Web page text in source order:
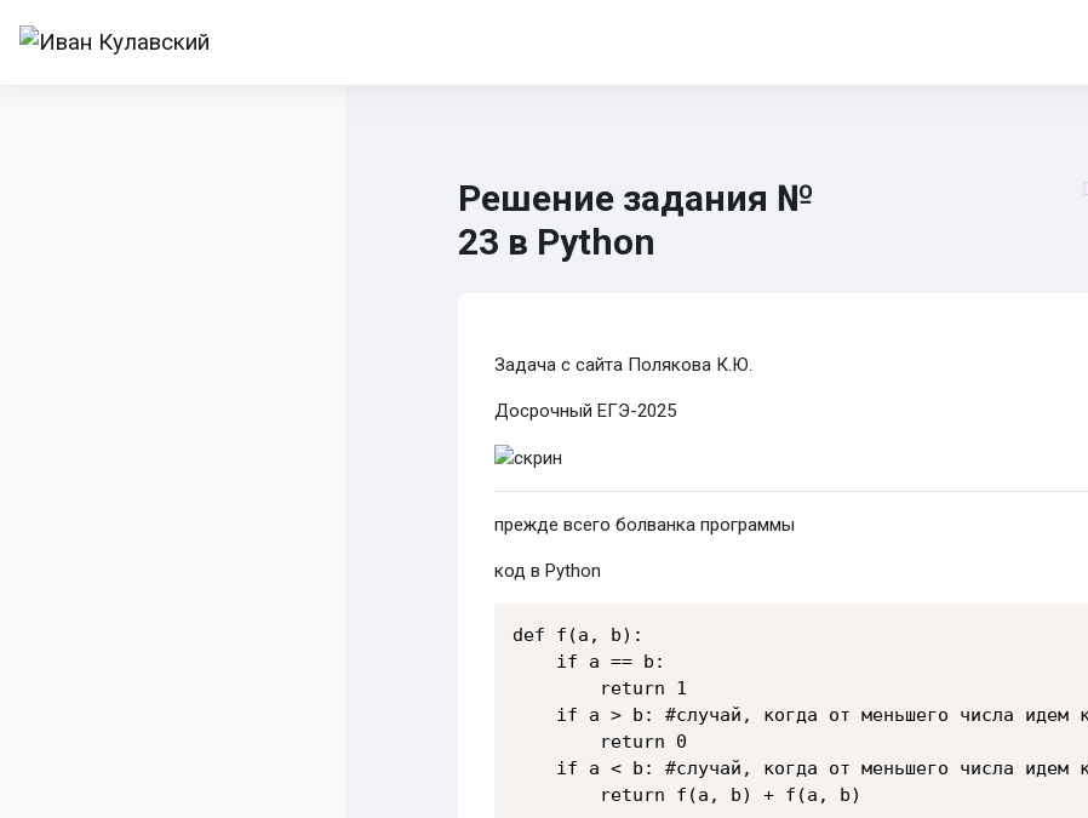
Решение задания №
23 в Python
Задача с сайта Полякова К.Ю.
Досрочный ЕГЭ-2025
прежде всего болванка программы
код в Python
def f(a, b):
    if a == b:
        return 1
if a > b: #случай, когда от меньшего числа идем
        return 0
if a < b: #случай, когда от меньшего числа идем
        return f(a, b) + f(a, b)